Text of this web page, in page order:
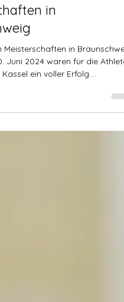
den Deutschen
in
Meisterschaften in
ein voller Erfolg....